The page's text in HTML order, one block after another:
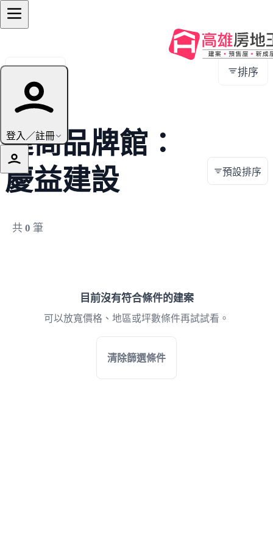
登入／註冊
排序
建商品牌館：
慶益建設
共 0 筆
預設排序
目前沒有符合條件的建案
可以放寬價格、地區或坪數條件再試試看。
清除篩選條件